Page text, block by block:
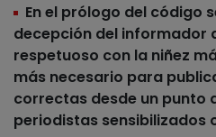
En el prólogo del código
decepción del informador
respetuoso con la niñez
más necesario para
correctas desde un punto
periodistas sensibilizados